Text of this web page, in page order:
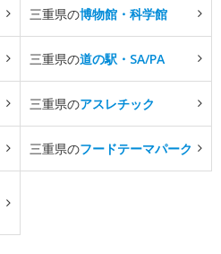
三重県の博物館・科学館
三重県の道の駅・SA/PA
三重県のアスレチック
三重県のフードテーマパーク